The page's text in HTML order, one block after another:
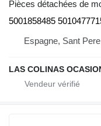
Pièces détachées de
5001858485
Espagne, Sant
LAS COLINAS